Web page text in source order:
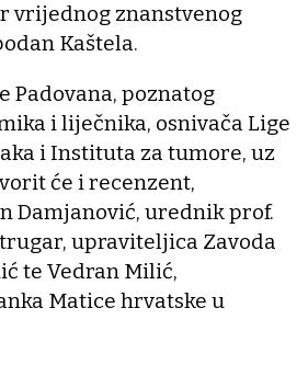
vrijednog znanstvenog
Kaštela.
Padovana, poznatog
i liječnika, osnivača Lige
i Instituta za tumore, uz
će i recenzent,
Damjanović, urednik prof.
upraviteljica Zavoda
te Vedran Milić,
Matice hrvatske u